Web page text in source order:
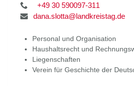
+49 30 590097-311
dana.slotta@landkreistag.de
Personal und Organisation
Haushaltsrecht und
Liegenschaften
Verein für Geschichte der